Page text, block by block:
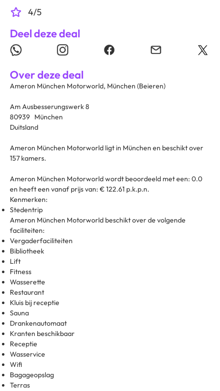
4/5
Deel deze deal
Over deze deal
Ameron München Motorworld, München (Beieren)
Am Ausbesserungswerk 8
80939 München
Duitsland
Ameron München Motorworld ligt in München en beschikt over
157 kamers.
Ameron München Motorworld wordt beoordeeld met een: 0.0
en heeft een vanaf prijs van: € 122.61 p.k.p.n.
Kenmerken:
Stedentrip
Ameron München Motorworld beschikt over de volgende
faciliteiten:
Vergaderfaciliteiten
Bibliotheek
Lift
Fitness
Wasserette
Restaurant
Kluis bij receptie
Sauna
Drankenautomaat
Kranten beschikbaar
Receptie
Wasservice
Wifi
Bagageopslag
Terras